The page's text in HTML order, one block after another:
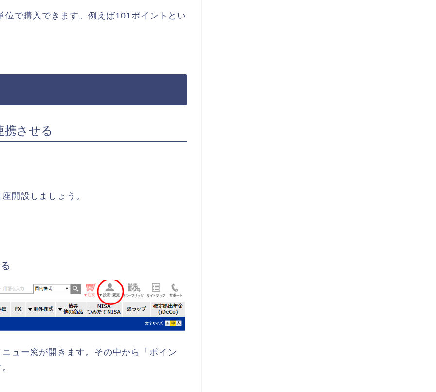
で購入できます。例えば101ポイントとい
携させる
開設しましょう。
ュー窓が開きます。その中から「ポイン